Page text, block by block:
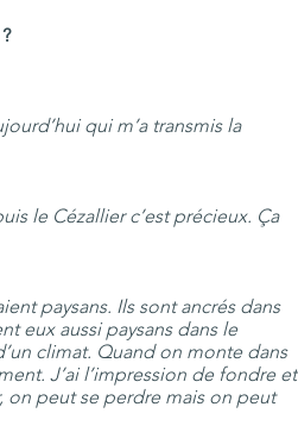
qui m’a transmis la
le Cézallier c’est précieux. Ça
paysans. Ils sont ancrés dans
eux aussi paysans dans le
climat. Quand on monte dans
J’ai l’impression de fondre et
on peut se perdre mais on peut